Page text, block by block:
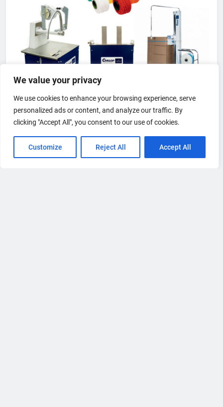
We value your privacy
We use cookies to enhance your browsing experience, serve
personalized ads or content, and analyze our traffic. By
clicking "Accept All", you consent to our use of cookies.
Customize Reject All Accept All